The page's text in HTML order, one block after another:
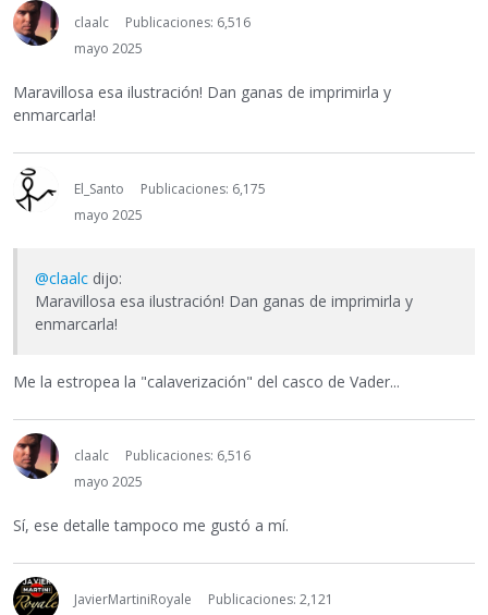
claalc
Publicaciones: 6,516
mayo 2025
Maravillosa esa ilustración! Dan ganas de imprimirla y
enmarcarla!
El_Santo
Publicaciones: 6,175
mayo 2025
@claalc dijo:
Maravillosa esa ilustración! Dan ganas de imprimirla y
enmarcarla!
Me la estropea la "calaverización" del casco de Vader...
claalc
Publicaciones: 6,516
mayo 2025
Sí, ese detalle tampoco me gustó a mí.
JavierMartiniRoyale
Publicaciones: 2,121